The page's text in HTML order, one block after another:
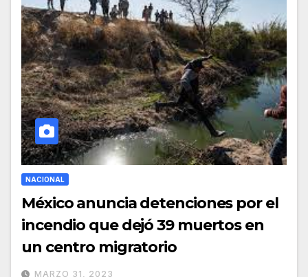
NACIONAL
México anuncia detenciones por el
incendio que dejó 39 muertos en
un centro migratorio
MARZO 31, 2023